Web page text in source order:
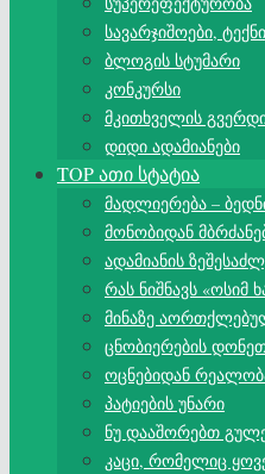
სავარჯიშოები,
ბლოგის სტუმარი
კონკურსი
მკითხველის
დიდი ადამიანები
TOP ათი სტატია
მადლიერება –
მონობიდან
ადამიანის
რას ნიშნავს
მინაზე
ცნობიერების
ოცნებიდან
პატიების უნარი
ნუ დააშორებთ
კაცი, რომელიც